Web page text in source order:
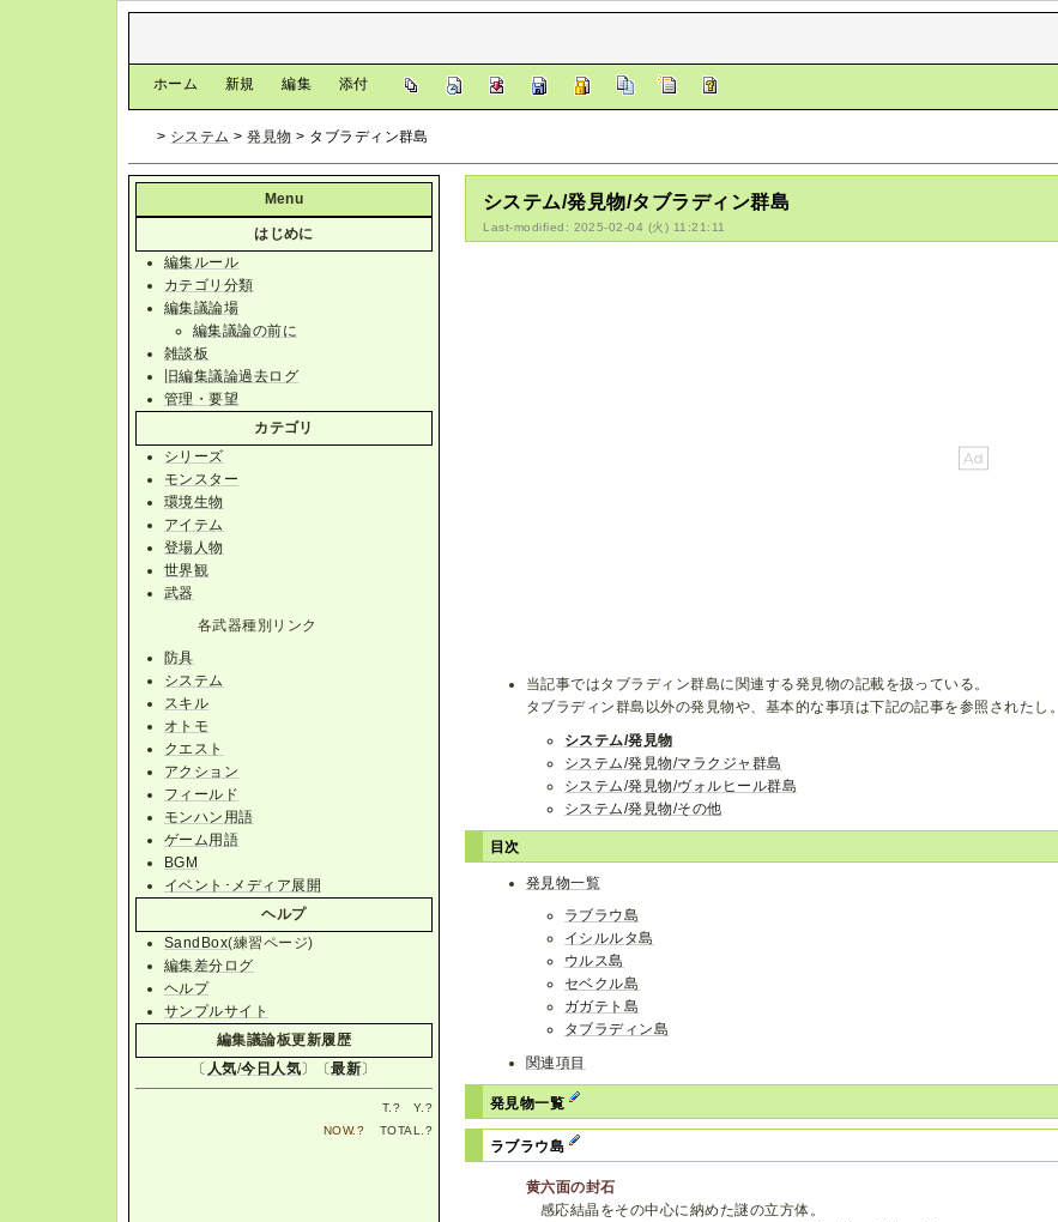
ホーム 新規 編集 添付
> システム >発見物 > タブラディン群島
システム/発見物/タブラディン群島
Last-modified: 2025-02-04 (火) 11:21:11
当記事ではタブラディン群島に関連する発見物の記載を扱っている。
タブラディン群島以外の発見物や、基本的な事項は下記の記事を参照されたし。
システム/発見物
システム/発見物/マラクジャ群島
システム/発見物/ヴォルヒール群島
システム/発見物/その他
目次
発見物一覧
ラブラウ島
イシルルタ島
ウルス島
セベクル島
ガガテト島
タブラディン島
関連項目
発見物一覧
ラブラウ島
黄六面の封石
感応結晶をその中心に納めた謎の立方体。
Menu
はじめに
編集ルール
カテゴリ分類
編集議論場
編集議論の前に
雑談板
旧編集議論過去ログ
管理・要望
カテゴリ
シリーズ
モンスター
環境生物
アイテム
登場人物
世界観
武器
各武器種別リンク
防具
システム
スキル
オトモ
クエスト
アクション
フィールド
モンハン用語
ゲーム用語
BGM
イベント･メディア展開
ヘルプ
SandBox(練習ページ)
編集差分ログ
ヘルプ
サンプルサイト
編集議論板更新履歴
〔 人気/今日人気〕〔最新〕
T. ? Y. ?
NOW.? TOTAL. ?